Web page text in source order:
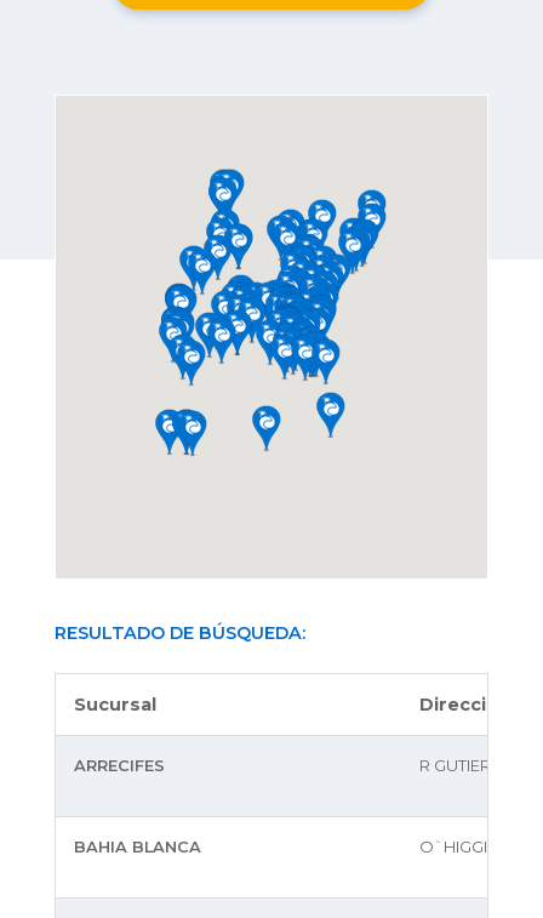
RESULTADO DE BÚSQUEDA:
Sucursal Dirección
ARRECIFES R GUTIERREZ
BAHIA BLANCA O`HIGGINS 35/